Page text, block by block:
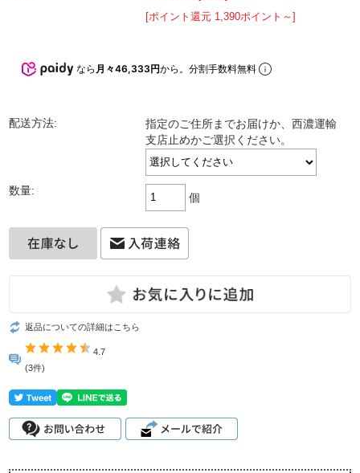
[ポイント還元 1,390ポイント～]
なら 月々46,333円から。分割手数料無料
配送方法:
指定のご住所までお届けか、西濃運輸
支店止めかご選択ください。
数量:
個
返品についての詳細はこちら
4.7
(3件)